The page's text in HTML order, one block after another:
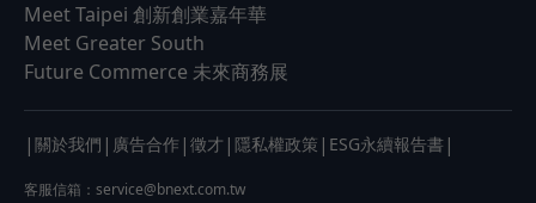
Meet Taipei 創新創業嘉年華
Meet Greater South
Future Commerce 未來商務展
| 關於我們 | 廣告合作 | 徵才 | 隱私權政策 | ESG永續報告書 |
客服信箱： service@bnext.com.tw